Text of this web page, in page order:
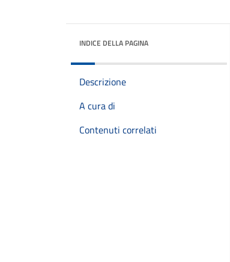
INDICE DELLA PAGINA
Descrizione
A cura di
Contenuti correlati